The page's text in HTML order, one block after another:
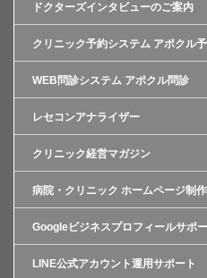
ドクターズインタビューのご案内
クリニック予約システム アポクル
WEB問診システム アポクル問診
レセコンアナライザー
クリニック経営マガジン
病院・クリニック ホームページ制作
Googleビジネスプロフィールサポ
LINE公式アカウント運用サポート